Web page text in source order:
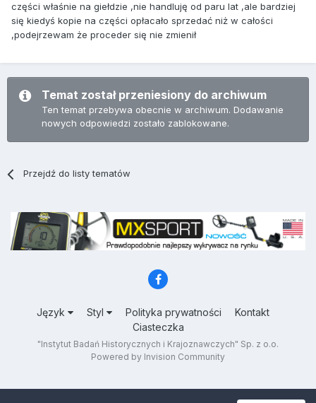
części właśnie na giełdzie ,nie handluję od paru lat ,ale bardziej
się kiedyś kopie na części opłacało sprzedać niż w całości
,podejrzewam że proceder się nie zmienił
Temat został przeniesiony do archiwum
Ten temat przebywa obecnie w archiwum. Dodawanie
nowych odpowiedzi zostało zablokowane.
Przejdź do listy tematów
Język Styl Polityka prywatności
Kontakt
Ciasteczka
"Instytut Badań Historycznych i Krajoznawczych" Sp. z o.o.
Powered by Invision Community